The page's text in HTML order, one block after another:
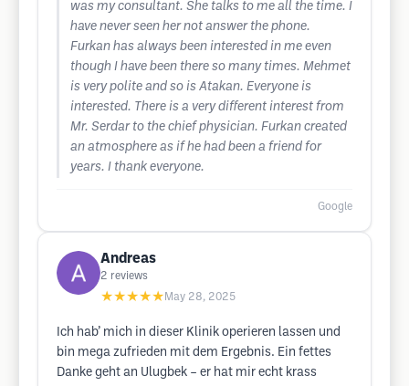
was my consultant. She talks to me all the time. I
have never seen her not answer the phone.
Furkan has always been interested in me even
though I have been there so many times. Mehmet
is very polite and so is Atakan. Everyone is
interested. There is a very different interest from
Mr. Serdar to the chief physician. Furkan created
an atmosphere as if he had been a friend for
years. I thank everyone.
Google
Andreas
2 reviews
★★★★★ May 28, 2025
Ich hab’ mich in dieser Klinik operieren lassen und
bin mega zufrieden mit dem Ergebnis. Ein fettes
Danke geht an Ulugbek – er hat mir echt krass